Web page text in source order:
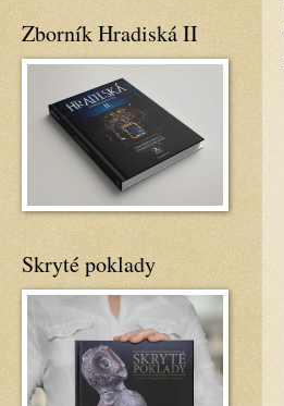
Zborník Hradiská II
Skryté poklady